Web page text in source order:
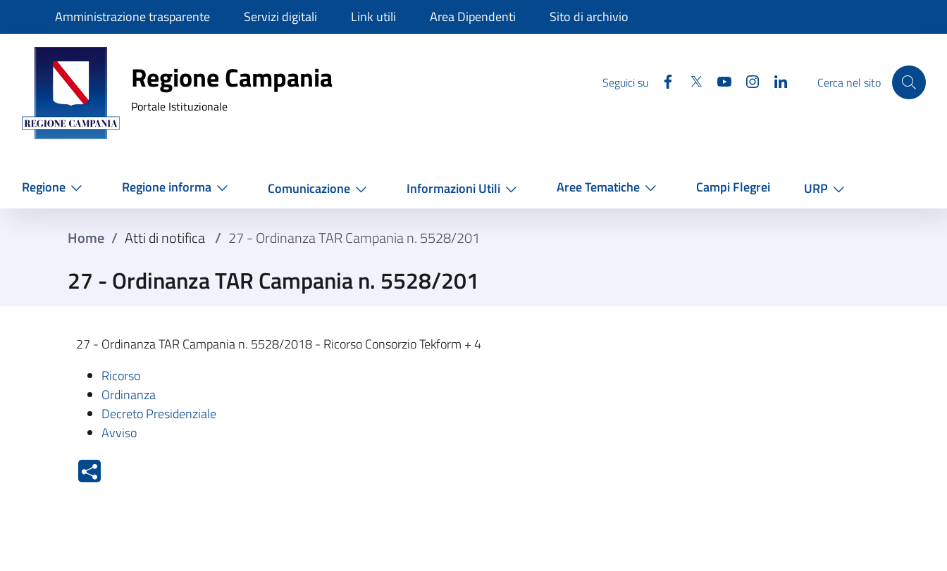
SlimAmministrazione trasparente Servizi digitali Link utili Area Dipendenti Sito di archivio
Regione Campania
Regione Campania
Portale Istituzionale
Seguici su Facebook
Twitter YouTube InstagramLinkedinCerca nel sito
Regione Regione informa Comunicazione Informazioni Utili Aree Tematiche Campi Flegrei URP
Home / Atti di notifica / 27 - Ordinanza TAR Campania n. 5528/201
27 - Ordinanza TAR Campania n. 5528/201
27 - Ordinanza TAR Campania n. 5528/2018 - Ricorso Consorzio Tekform + 4
Ricorso
Ordinanza
Decreto Presidenziale
Avviso